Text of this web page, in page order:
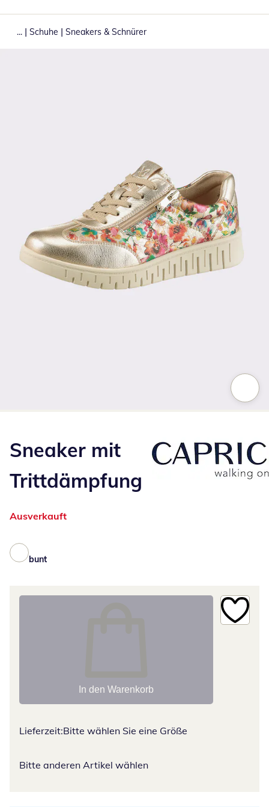
... | Schuhe | Sneakers & Schnürer
Sneaker mit
Trittdämpfung
Ausverkauft
bunt
In den Warenkorb
Lieferzeit:Bitte wählen Sie eine Größe
Bitte anderen Artikel wählen